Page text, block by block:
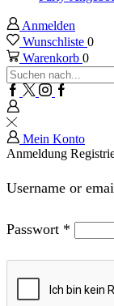
Anmelden
Wunschliste 0
Warenkorb 0
Sucheingabe
Facebook
TwitterInstagram
Google
Mein Konto
Anmeldung
Username or
Passwort *